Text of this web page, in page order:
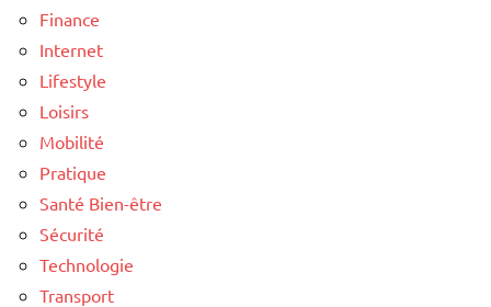
Finance
Internet
Lifestyle
Loisirs
Mobilité
Pratique
Santé Bien-être
Sécurité
Technologie
Transport